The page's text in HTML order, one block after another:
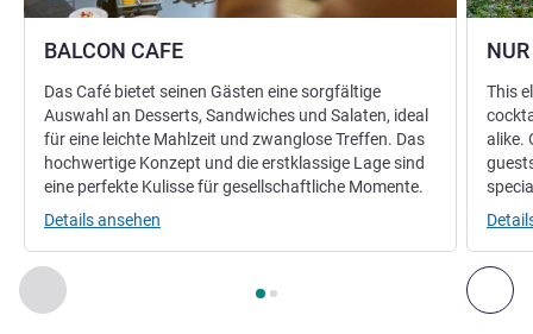
Zurück - Restaurant
Seite1 , Restaurant 1 : BALCON CAFE , Restaurant 2 :
BALCON CAFE
Das Café bietet seinen Gästen eine sorgfältige
Auswahl an Desserts, Sandwiches und Salaten, ideal
für eine leichte Mahlzeit und zwanglose Treffen. Das
hochwertige Konzept und die erstklassige Lage sind
eine perfekte Kulisse für gesellschaftliche Momente.
Details ansehen
This
alike.